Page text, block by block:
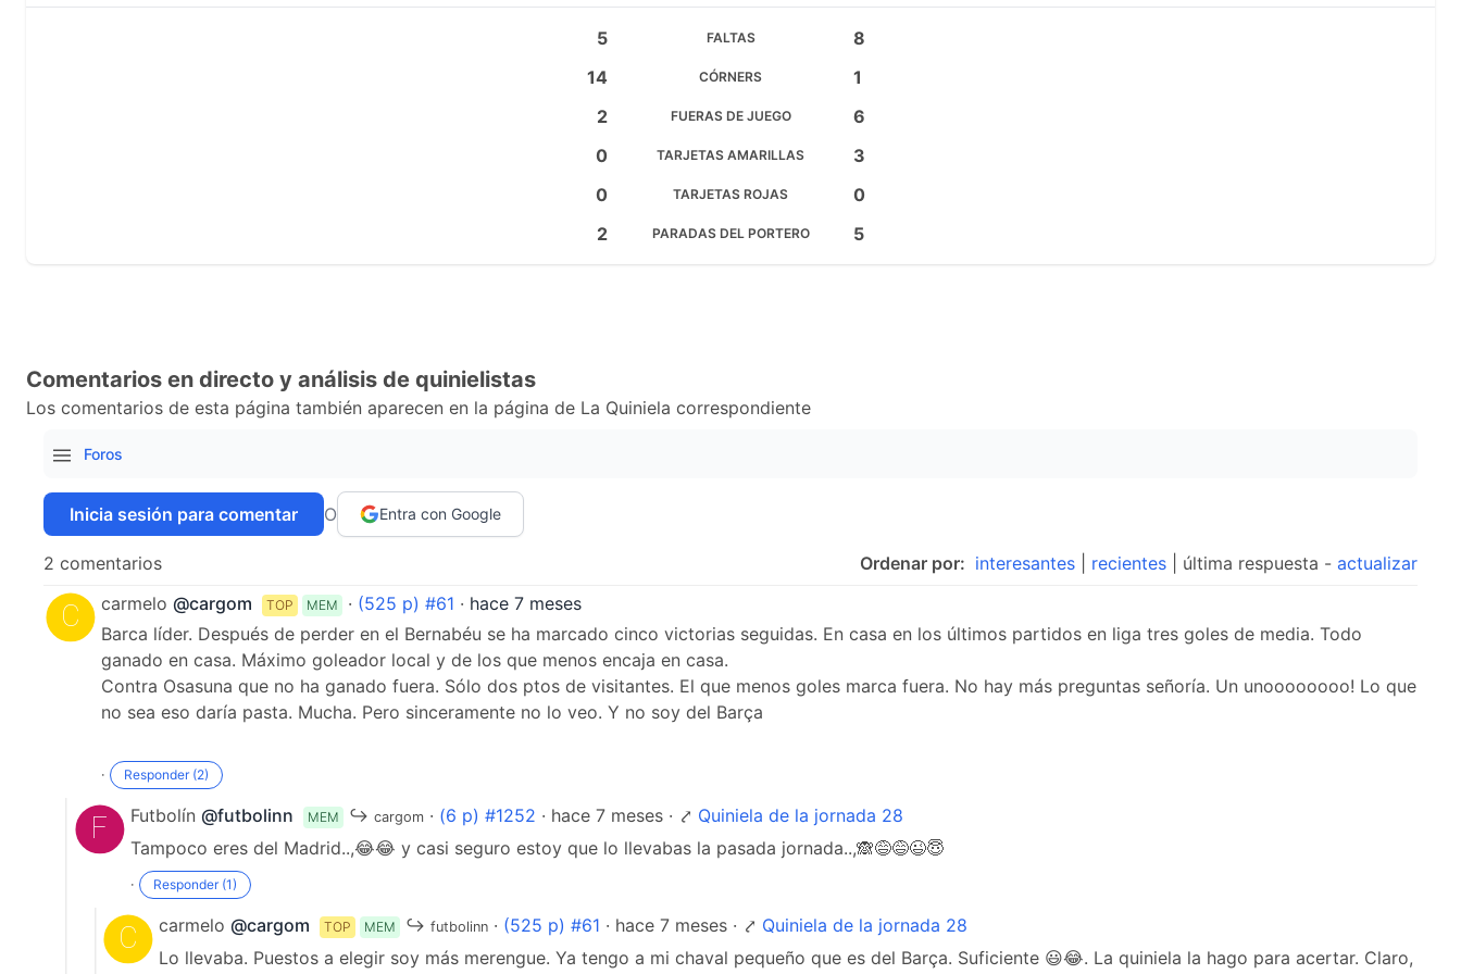
5 FALTAS
8
14
CÓRNERS
1
2
FUERAS DE JUEGO
6
0
TARJETAS AMARILLAS
3
0
TARJETAS ROJAS
0
2
PARADAS DEL PORTERO 5
Comentarios en directo y análisis de quinielistas
Los comentarios de esta página también aparecen en la página de La Quiniela correspondiente
Foros
Inicia sesión para comentar O Entra con Google
2 comentarios Ordenar por: interesantes recientes | última respuesta - actualizar
carmelo @cargom TOP MEM · (525 p) #61 · hace 7 meses
Barca líder. Después de perder en el Bernabéu se ha marcado cinco victorias seguidas. En casa en los últimos partidos en liga tres goles de media. Todo
ganado en casa. Máximo goleador local y de los que menos encaja en casa.
Contra Osasuna que no ha ganado fuera. Sólo dos ptos de visitantes. El que menos goles marca fuera. No hay más preguntas señoría. Un unoooooooo! Lo que
no sea eso daría pasta. Mucha. Pero sinceramente no lo veo. Y no soy del Barça
· Responder (2)
Futbolín @futbolinn MEM ↪ cargom· (6 p) #1252 · hace 7 meses · ⤤ Quiniela de la jornada 28
Tampoco eres del Madrid..,😂😂 y casi seguro estoy que lo llevabas la pasada jornada..,🙈😅😅😉😇
· Responder (1)
carmelo @cargom TOP MEM ↪futbolinn · (525 p) #61 · hace 7 meses · ⤤ Quiniela de la jornada 28
Lo llevaba. Puestos a elegir soy más merengue. Ya tengo a mi chaval pequeño que es del Barça. Suficiente 😃😂. La quiniela la hago para acertar. Claro,